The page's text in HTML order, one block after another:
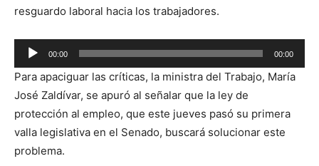
resguardo laboral hacia los trabajadores.
Reproductor
de
audio
00:00 00:00
Para apaciguar las críticas, la ministra del Trabajo, María
José Zaldívar, se apuró al señalar que la ley de
protección al empleo, que este jueves pasó su primera
valla legislativa en el Senado, buscará solucionar este
problema.